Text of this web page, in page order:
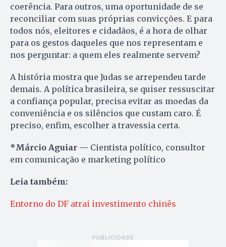
coerência. Para outros, uma oportunidade de se
reconciliar com suas próprias convicções. E para
todos nós, eleitores e cidadãos, é a hora de olhar
para os gestos daqueles que nos representam e
nos perguntar: a quem eles realmente servem?
A história mostra que Judas se arrependeu tarde
demais. A política brasileira, se quiser ressuscitar
a confiança popular, precisa evitar as moedas da
conveniência e os silêncios que custam caro. É
preciso, enfim, escolher a travessia certa.
*Márcio Aguiar — Cientista político, consultor
em comunicação e marketing político
Leia também:
Entorno do DF atrai investimento chinês